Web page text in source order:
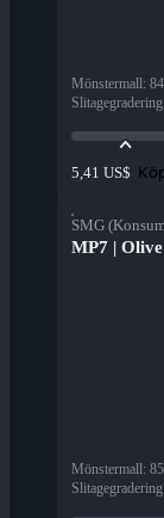
Mönstermall:
Slitagegradering
5,41 US$
SMG
MP7 |
Mönstermall:
Slitagegradering